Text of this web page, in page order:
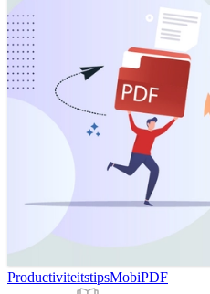
ProductiviteitstipsMobiPDF